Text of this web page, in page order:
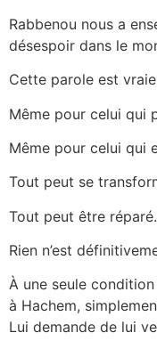
Rabbenou nous a
désespoir dans le
Cette parole est
Même pour celui qui
Même pour celui qui
Tout peut se
Tout peut être réparé.
Rien n’est
À une seule
à Hachem,
Lui demande de lui